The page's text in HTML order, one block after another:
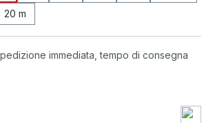
20 m
immediata, tempo di consegna